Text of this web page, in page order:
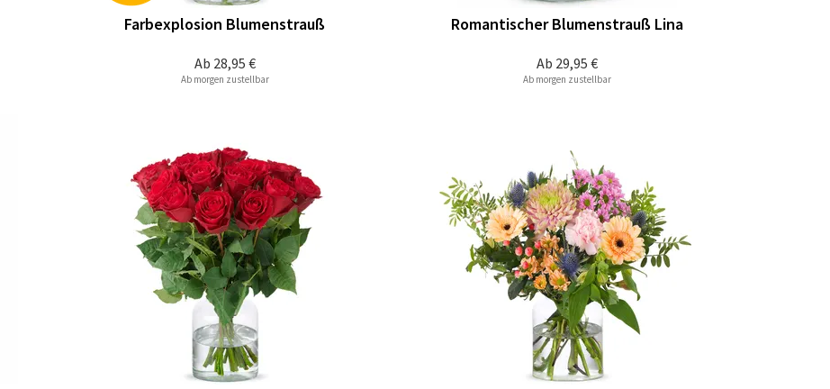
Ab 28,95 €
Farbexplosion Blumenstrauß
Ab morgen zustellbar
Ab 29,95 €
Romantischer Blumenstrauß Lina
Ab morgen zustellbar